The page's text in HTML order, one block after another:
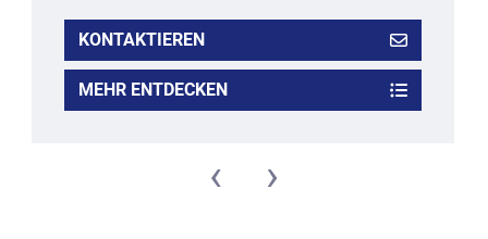
KONTAKTIEREN
MEHR ENTDECKEN
‹ ›